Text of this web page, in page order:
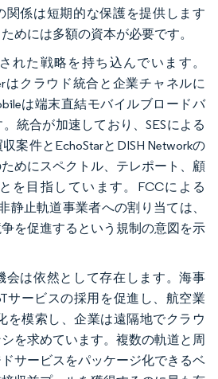
関係は短期的な保護を提供します
めには多額の資本が必要です。
れた戦略を持ち込んでいます。
はクラウド統合と企業チャネルに
は端末直結モバイルブロードバ
統合が加速しており、SESによる
案件とEchoStarとDISH Networkの
めにスペクトル、テレポート、顧
を目指しています。FCCによる
静止軌道事業者への割り当ては、
を促進するという規制の意図を示
会は依然として存在します。海事
サービスの採用を促進し、航空業
を模索し、企業は遠隔地でクラウ
を求めています。複数の軌道と周
サービスをパッケージ化できるベ